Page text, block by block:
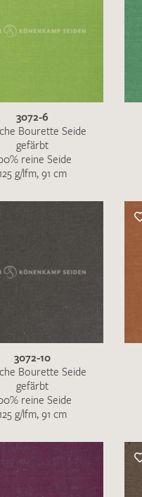
3072-6
Bourette Seide
gefärbt
reine Seide
g/lfm, 91 cm
3072-10
Bourette Seide
gefärbt
reine Seide
g/lfm, 91 cm